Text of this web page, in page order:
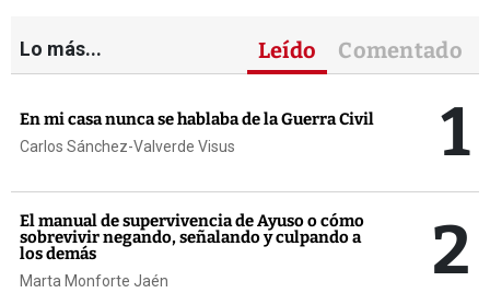
Lo más... Leído Comentado
En mi casa nunca se hablaba de la Guerra Civil
Carlos Sánchez-Valverde Visus 1
El manual de supervivencia de Ayuso o cómo
sobrevivir negando, señalando y culpando a
los demás
Marta Monforte Jaén 2